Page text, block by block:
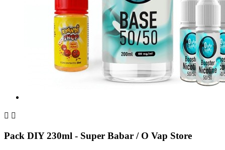
 
Pack DIY 230ml - Super Babar / O Vap Store